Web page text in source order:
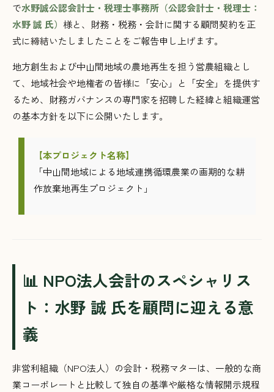
で水野誠公認会計士・税理士事務所（公認会計士・税理士：
水野 誠 氏） 様と、財務・税務・会計に関する顧問契約を正
式に締結いたしましたことをご報告申し上げます。
地方創生および中山間地域の農地再生を担う営農組織とし
て、地域社会や地権者の皆様に「安心」と「安全」を提供す
るため、財務ガバナンスの専門家を招聘した経緯と組織運営
の基本方針を以下に公開いたします。
【本プロジェクト名称】
「中山間地域による地域連携循環農業の画期的な耕
作放棄地再生プロジェクト」
📊 NPO法人会計のスペシャリス
ト：水野 誠 氏を顧問に迎える意
義
非営利組織（NPO法人）の会計・税務マターは、一般的な商
業コーポレートと比較して独自の基準や厳格な情報開示規程